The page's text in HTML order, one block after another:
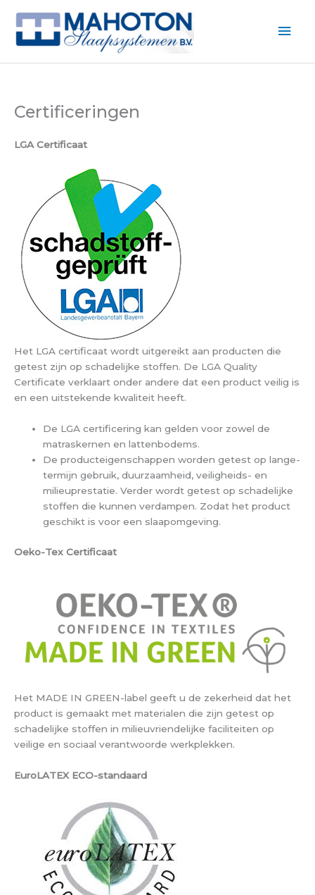
Certificeringen
LGA Certificaat
Het LGA certificaat wordt uitgereikt aan producten die
getest zijn op schadelijke stoffen. De LGA Quality
Certificate verklaart onder andere dat een product veilig is
en een uitstekende kwaliteit heeft.
De LGA certificering kan gelden voor zowel de
matraskernen en lattenbodems.
De producteigenschappen worden getest op lange-
termijn gebruik, duurzaamheid, veiligheids- en
milieuprestatie. Verder wordt getest op schadelijke
stoffen die kunnen verdampen. Zodat het product
geschikt is voor een slaapomgeving.
Oeko-Tex Certificaat
Het MADE IN GREEN-label geeft u de zekerheid dat het
product is gemaakt met materialen die zijn getest op
schadelijke stoffen in milieuvriendelijke faciliteiten op
veilige en sociaal verantwoorde werkplekken.
EuroLATEX ECO-standaard